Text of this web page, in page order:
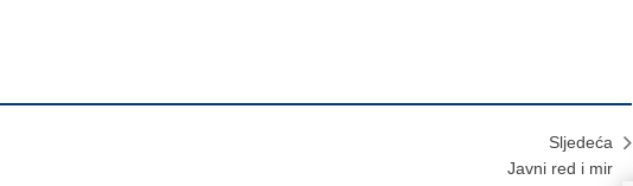
Sljedeća
Javni red i mir